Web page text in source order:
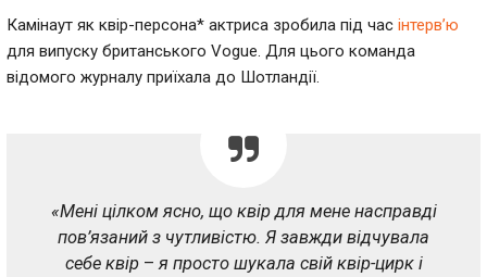
Камінаут як квір-персона* актриса зробила під час інтерв’ю
для випуску британського Vogue. Для цього команда
відомого журналу приїхала до Шотландії.
«Мені цілком ясно, що квір для мене насправді
пов’язаний з чутливістю. Я завжди відчувала
себе квір – я просто шукала свій квір-цирк і